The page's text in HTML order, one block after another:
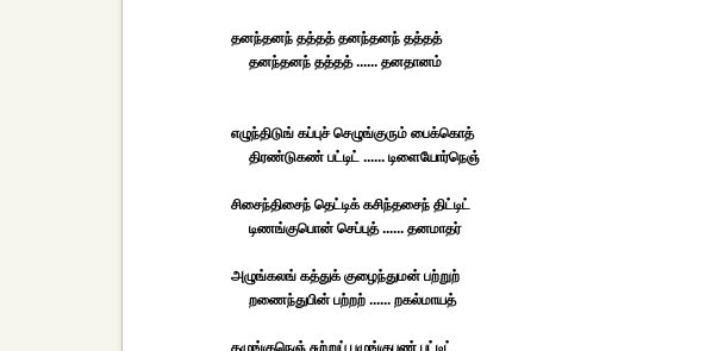
தனந்தனந் தத்தத் தனந்தனந் தத்தத்
தனந்தனந் தத்தத் ...... தனதானம்
எழுந்திடுங் கப்புச் செழுங்குரும் பைக்கொத்
திரண்டுகண் பட்டிட் ...... டிளையோர்நெஞ்
சிசைந்திசைந் தெட்டிக் கசிந்தசைந் திட்டிட்
டிணங்குபொன் செப்புத் ...... தனமாதர்
அழுங்கலங் கத்துக் குழைந்துமன் பற்றுற்
றணைந்துபின் பற்றற் ...... றகல்மாயத்
தழுங்குநெஞ் சுற்றுப் புழுங்குபுண் பட்டிட்